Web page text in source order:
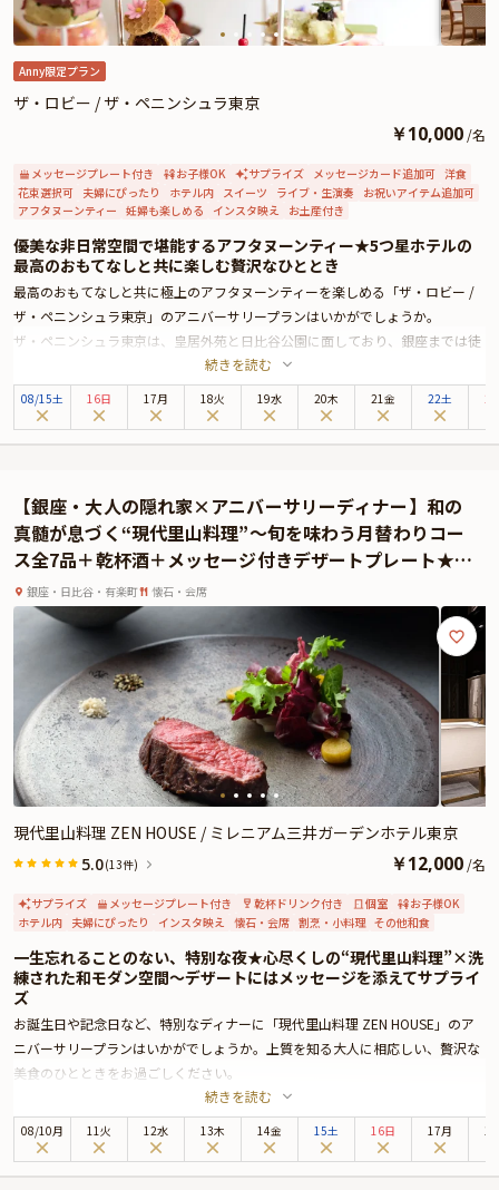
Anny限定プラン
ザ・ロビー / ザ・ペニンシュラ東京
￥10,000 /名
メッセージプレート付き お子様OK サプライズ メッセージカード追加可 洋食
花束選択可 夫婦にぴったり ホテル内 スイーツ ライブ・生演奏
お祝いアイテム追加可
アフタヌーンティー 妊婦も楽しめる インスタ映え お土産付き
優美な非日常空間で堪能するアフタヌーンティー★5つ星ホテルの
最高のおもてなしと共に楽しむ贅沢なひととき
最高のおもてなしと共に極上のアフタヌーンティーを楽しめる「ザ・ロビー /
ザ・ペニンシュラ東京」のアニバーサリープランはいかがでしょうか。
ザ・ペニンシュラ東京は、皇居外苑と日比谷公園に面しており、銀座までは徒
歩圏内と最高のロケーションに位置する5つ星ホテル。優美なシャンデリアと
洗練された上質空間が魅力の「ザ・ロビー」では、生演奏と共に季節によって
テーマが変わるアフタヌーンティーをご堪能いただけます。
ートをご用意しております。大切な記念日やお誕生日のお祝い、華やかな女子
会に、心に残るひとときを「ザ・ロビー」でお楽しみください。
※有料オプションで大切な方へのサプライズにぴったりな、Anny限定の花束や
ギフト、カスタマイズ可能なメッセージカードなどをお付けすることができま
す。メッセージカードは着席時に、ギフトはデザートタイムにご予約主様にお
渡し致しますので、サプライズ演出にお役立てください。とっておきのアニバ
ーサリーをスタッフが心を込めてお手伝いいたします。
続きを読む
08/15土 16日 17月 18火 19水 20木 21金 22土
【銀座・大人の隠れ家×アニバーサリーディナー】和の
真髄が息づく“現代里山料理”〜旬を味わう月替わりコー
ス全7品＋乾杯酒＋メッセージ付きデザートプレート★東
銀座駅徒歩1分の洗練空間〜ミレニアム三井ガーデンホテ
ル東京
銀座・日比谷・有楽町 懐石・会席
現代里山料理 ZEN HOUSE / ミレニアム三井ガーデンホテル東京
5.0(13件) ￥12,000 /名
サプライズ メッセージプレート付き 乾杯ドリンク付き 個室
お子様OK
ホテル内 夫婦にぴったり インスタ映え 懐石・会席 割烹・小料理 その他和食
一生忘れることのない、特別な夜★心尽くしの“現代里山料理”×洗
練された和モダン空間〜デザートにはメッセージを添えてサプライ
ズ
お誕生日や記念日など、特別なディナーに「現代里山料理 ZEN HOUSE」のア
ニバーサリープランはいかがでしょうか。上質を知る大人に相応しい、贅沢な
美食のひとときをお過ごしください。
ミレニアム三井ガーデンホテル東京の創作和食ダイニング「現代里山料理 ZEN
HOUSE」。店内には、自然素材と現代的なしつらえが調和した和モダン空間が
広がり、心ほどける特別な時間が、ゆったりと流れています。
続きを読む
08/10月 11火 12水 13木 14金 15土 16日 17月